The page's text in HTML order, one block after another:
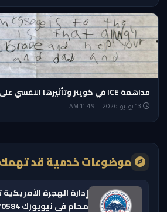
مداهمة ICE في كوينز وتأثيرها النفسي على أطفال عائلة مهاجرة
موضوعات خدمية قد
إدارة الهجرة
محامٍ في نيويورك 470584 دولاراً